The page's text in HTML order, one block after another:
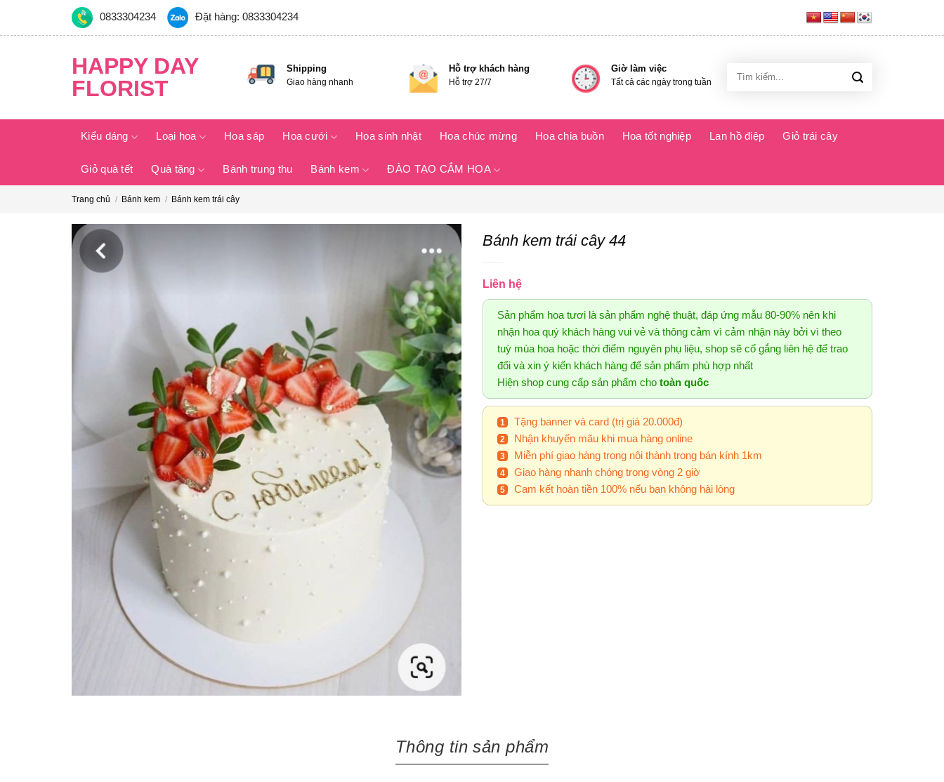
0833304234 Đặt hàng: 0833304234
HAPPY DAY
FLORIST
Shipping
Giao hàng nhanh
Hỗ trợ khách hàng
Hỗ trợ 27/7
Giờ làm việc
Tất cả các ngày trong tuần
kiếm:
Kiểu dáng Loại hoa Hoa sáp Hoa cưới Hoa sinh nhật Hoa chúc mừng Hoa chia buồn Hoa tốt nghiệp Lan hồ điệp Giỏ trái cây
Giỏ quà tết Quà tặng Bánh trung thu Bánh kem ĐÀO TẠO CẮM HOA
Trang chủ / Bánh kem / Bánh kem trái cây
Bánh kem trái cây 44
Liên hệ
Sản phẩm hoa tươi là sản phẩm nghệ thuật, đáp ứng mẫu 80-90% nên khi
nhận hoa quý khách hàng vui vẻ và thông cảm vì cảm nhận này bởi vì theo
tuỳ mùa hoa hoặc thời điểm nguyên phụ liệu, shop sẽ cố gắng liên hệ để trao
đổi và xin ý kiến khách hàng để sản phẩm phù hợp nhất
Hiện shop cung cấp sản phẩm cho toàn quốc
Tặng banner và card (trị giá 20.000đ)
Nhận khuyến mãu khi mua hàng online
Miễn phí giao hàng trong nội thành trong bán kính 1km
Giao hàng nhanh chóng trong vòng 2 giờ
Cam kết hoàn tiền 100% nếu bạn không hài lòng
Thông tin sản phẩm